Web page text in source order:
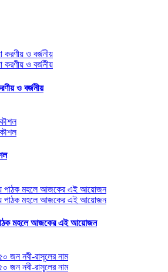
ও বর্জনীয়
পাঠক মহলে আজকের এই আয়োজন